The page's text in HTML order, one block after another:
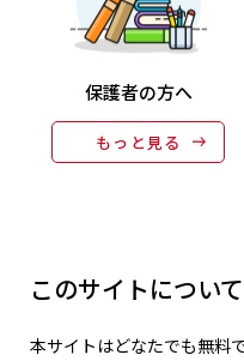
保護者の方へ
もっと見る
このサイトについて
本サイトはどなたでも無料